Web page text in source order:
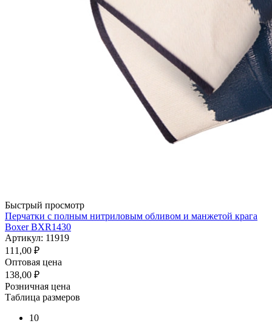
Быстрый просмотр
Перчатки с полным нитриловым обливом и манжетой крага
Boxer BXR1430
Артикул: 11919
111,00 ₽
Оптовая цена
138,00 ₽
Розничная цена
Таблица размеров
10